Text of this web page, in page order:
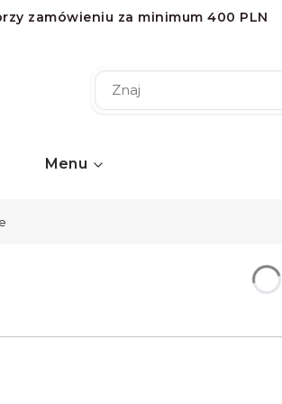
zamówieniu za minimum 400 PLN
zamówieniu za minimum 2000 PLN
przy zamówieniu za minimum 120
Menu